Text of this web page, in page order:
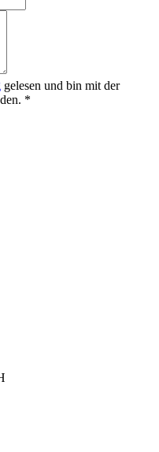
gelesen und bin mit der
*